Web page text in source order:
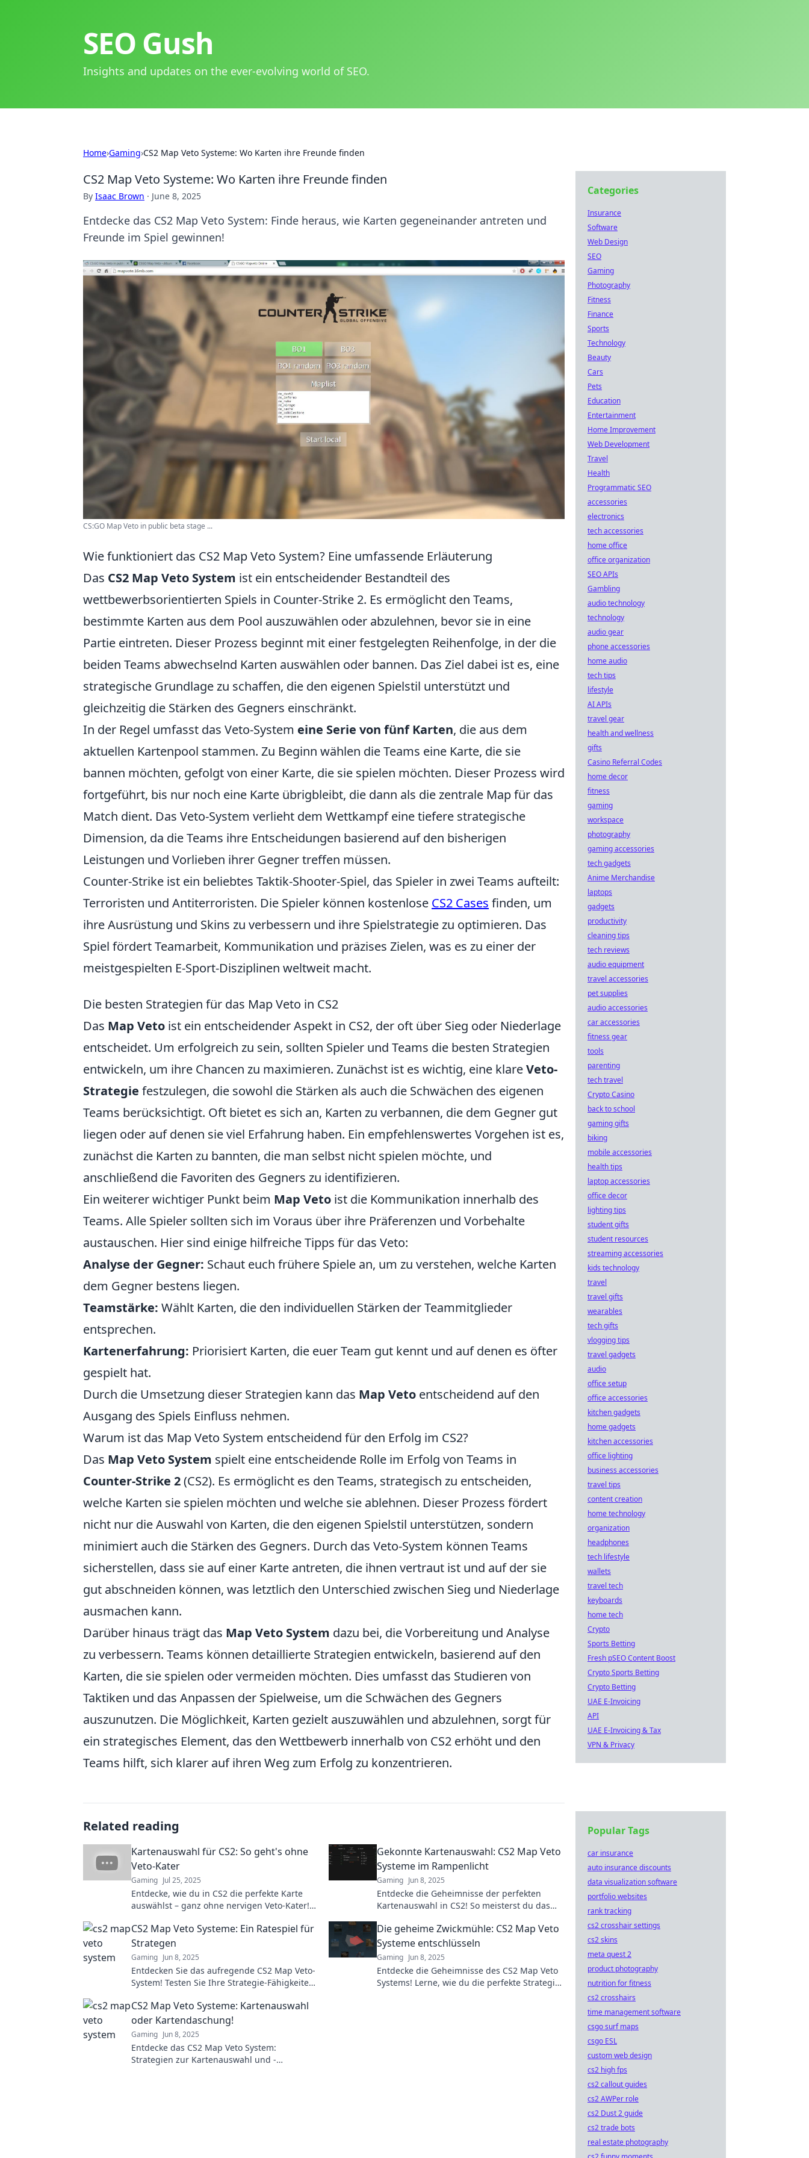
SEO Gush
Insights and updates on the ever-evolving world of SEO.
Home›Gaming›CS2 Map Veto Systeme: Wo Karten ihre Freunde finden
CS2 Map Veto Systeme: Wo Karten ihre Freunde finden
By Isaac Brown · June 8, 2025
Entdecke das CS2 Map Veto System: Finde heraus, wie Karten gegeneinander antreten und
Freunde im Spiel gewinnen!
CS:GO Map Veto in public beta stage ...
Wie funktioniert das CS2 Map Veto System? Eine umfassende Erläuterung
Das CS2 Map Veto System ist ein entscheidender Bestandteil des
wettbewerbsorientierten Spiels in Counter-Strike 2. Es ermöglicht den Teams,
bestimmte Karten aus dem Pool auszuwählen oder abzulehnen, bevor sie in eine
Partie eintreten. Dieser Prozess beginnt mit einer festgelegten Reihenfolge, in der die
beiden Teams abwechselnd Karten auswählen oder bannen. Das Ziel dabei ist es, eine
strategische Grundlage zu schaffen, die den eigenen Spielstil unterstützt und
gleichzeitig die Stärken des Gegners einschränkt.
In der Regel umfasst das Veto-System eine Serie von fünf Karten, die aus dem
aktuellen Kartenpool stammen. Zu Beginn wählen die Teams eine Karte, die sie
bannen möchten, gefolgt von einer Karte, die sie spielen möchten. Dieser Prozess wird
fortgeführt, bis nur noch eine Karte übrigbleibt, die dann als die zentrale Map für das
Match dient. Das Veto-System verlieht dem Wettkampf eine tiefere strategische
Dimension, da die Teams ihre Entscheidungen basierend auf den bisherigen
Leistungen und Vorlieben ihrer Gegner treffen müssen.
Counter-Strike ist ein beliebtes Taktik-Shooter-Spiel, das Spieler in zwei Teams aufteilt:
Terroristen und Antiterroristen. Die Spieler können kostenlose CS2 Cases finden, um
ihre Ausrüstung und Skins zu verbessern und ihre Spielstrategie zu optimieren. Das
Spiel fördert Teamarbeit, Kommunikation und präzises Zielen, was es zu einer der
meistgespielten E-Sport-Disziplinen weltweit macht.
Die besten Strategien für das Map Veto in CS2
Das Map Veto ist ein entscheidender Aspekt in CS2, der oft über Sieg oder Niederlage
entscheidet. Um erfolgreich zu sein, sollten Spieler und Teams die besten Strategien
entwickeln, um ihre Chancen zu maximieren. Zunächst ist es wichtig, eine klareVeto-
Strategie festzulegen, die sowohl die Stärken als auch die Schwächen des eigenen
Teams berücksichtigt. Oft bietet es sich an, Karten zu verbannen, die dem Gegner gut
liegen oder auf denen sie viel Erfahrung haben. Ein empfehlenswertes Vorgehen ist es,
zunächst die Karten zu bannten, die man selbst nicht spielen möchte, und
anschließend die Favoriten des Gegners zu identifizieren.
Ein weiterer wichtiger Punkt beim Map Veto ist die Kommunikation innerhalb des
Teams. Alle Spieler sollten sich im Voraus über ihre Präferenzen und Vorbehalte
austauschen. Hier sind einige hilfreiche Tipps für das Veto:
Analyse der Gegner: Schaut euch frühere Spiele an, um zu verstehen, welche Karten
dem Gegner bestens liegen.
Teamstärke: Wählt Karten, die den individuellen Stärken der Teammitglieder
entsprechen.
Kartenerfahrung: Priorisiert Karten, die euer Team gut kennt und auf denen es öfter
gespielt hat.
Durch die Umsetzung dieser Strategien kann das Map Veto entscheidend auf den
Ausgang des Spiels Einfluss nehmen.
Warum ist das Map Veto System entscheidend für den Erfolg im CS2?
Das Map Veto System spielt eine entscheidende Rolle im Erfolg von Teams in
Counter-Strike 2(CS2). Es ermöglicht es den Teams, strategisch zu entscheiden,
welche Karten sie spielen möchten und welche sie ablehnen. Dieser Prozess fördert
nicht nur die Auswahl von Karten, die den eigenen Spielstil unterstützen, sondern
minimiert auch die Stärken des Gegners. Durch das Veto-System können Teams
sicherstellen, dass sie auf einer Karte antreten, die ihnen vertraut ist und auf der sie
gut abschneiden können, was letztlich den Unterschied zwischen Sieg und Niederlage
ausmachen kann.
Darüber hinaus trägt das Map Veto System dazu bei, die Vorbereitung und Analyse
zu verbessern. Teams können detaillierte Strategien entwickeln, basierend auf den
Karten, die sie spielen oder vermeiden möchten. Dies umfasst das Studieren von
Taktiken und das Anpassen der Spielweise, um die Schwächen des Gegners
auszunutzen. Die Möglichkeit, Karten gezielt auszuwählen und abzulehnen, sorgt für
ein strategisches Element, das den Wettbewerb innerhalb von CS2 erhöht und den
Teams hilft, sich klarer auf ihren Weg zum Erfolg zu konzentrieren.
Related reading
Kartenauswahl für CS2: So geht's ohne
Veto-Kater
Gaming Jul 25, 2025
Entdecke, wie du in CS2 die perfekte Karte
auswählst – ganz ohne nervigen Veto-Kater!
Entscheidungen.
Gekonnte Kartenauswahl: CS2 Map Veto
Systeme im Rampenlicht
Gaming Jun 8, 2025
Entdecke die Geheimnisse der perfekten
Kartenauswahl in CS2! So meisterst du das
Gegner!
CS2 Map Veto Systeme: Ein Ratespiel für
Strategen
Gaming Jun 8, 2025
Entdecken Sie das aufregende CS2 Map Veto-
System! Testen Sie Ihre Strategie-Fähigkeiten
und Taktiker.
Die geheime Zwickmühle: CS2 Map Veto
Systeme entschlüsseln
Gaming Jun 8, 2025
Entdecke die Geheimnisse des CS2 Map Veto
Systems! Lerne, wie du die perfekte Strategie
CS2 Map Veto Systeme: Kartenauswahl
oder Kartendaschung!
Gaming Jun 8, 2025
Entdecke das CS2 Map Veto System:
Strategien zur Kartenauswahl und -
Categories
Insurance
Software
Web Design
SEO
Gaming
Photography
Fitness
Finance
Sports
Technology
Beauty
Cars
Pets
Education
Entertainment
Home Improvement
Web Development
Travel
Health
Programmatic SEO
accessories
electronics
tech accessories
home office
office organization
SEO APIs
Gambling
audio technology
technology
audio gear
phone accessories
home audio
tech tips
lifestyle
AI APIs
travel gear
health and wellness
gifts
Casino Referral Codes
home decor
fitness
gaming
workspace
photography
gaming accessories
tech gadgets
Anime Merchandise
laptops
gadgets
productivity
cleaning tips
tech reviews
audio equipment
travel accessories
pet supplies
audio accessories
car accessories
fitness gear
tools
parenting
tech travel
Crypto Casino
back to school
gaming gifts
biking
mobile accessories
health tips
laptop accessories
office decor
lighting tips
student gifts
student resources
streaming accessories
kids technology
travel
travel gifts
wearables
tech gifts
vlogging tips
travel gadgets
audio
office setup
office accessories
kitchen gadgets
home gadgets
kitchen accessories
office lighting
business accessories
travel tips
content creation
home technology
organization
headphones
tech lifestyle
wallets
travel tech
keyboards
home tech
Crypto
Sports Betting
Fresh pSEO Content Boost
Crypto Sports Betting
Crypto Betting
UAE E-Invoicing
API
UAE E-Invoicing & Tax
VPN & Privacy
Popular Tags
car insurance
auto insurance discounts
data visualization software
portfolio websites
rank tracking
cs2 crosshair settings
cs2 skins
meta quest 2
product photography
nutrition for fitness
cs2 crosshairs
time management software
csgo surf maps
csgo ESL
custom web design
cs2 high fps
cs2 callout guides
cs2 AWPer role
cs2 Dust 2 guide
cs2 trade bots
real estate photography